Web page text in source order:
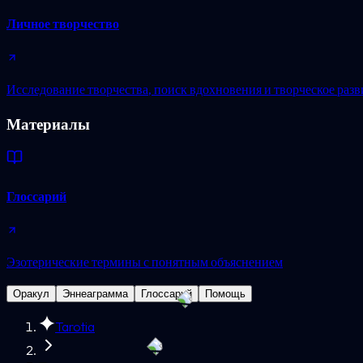
Личное творчество
Исследование творчества, поиск вдохновения и творческое
Материалы
Глоссарий
Эзотерические термины с понятным объяснением
Оракул Эннеаграмма Глоссарий Помощь
Tarotia